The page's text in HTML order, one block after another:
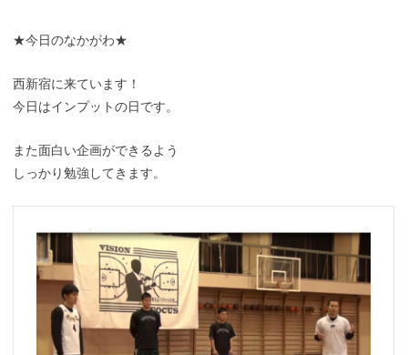
★今日のなかがわ★
西新宿に来ています！
今日はインプットの日です。
また面白い企画ができるよう
しっかり勉強してきます。